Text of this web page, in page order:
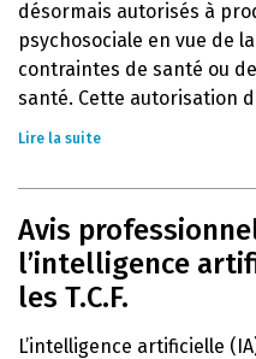
désormais autorisés à
psychosociale en vue de
contraintes de santé ou
santé. Cette autorisation
Lire la suite
Avis
l’intelligence
les T.C.F.
L’intelligence artificielle